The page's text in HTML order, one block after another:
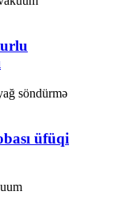
üfüqi